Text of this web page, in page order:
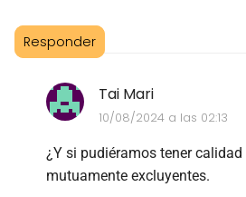
Responder
Tai Mari
10/08/2024 a las 02:13
¿Y si pudiéramos tener
mutuamente excluyentes.